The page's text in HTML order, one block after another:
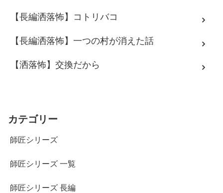
【長編洒落怖】コトリバコ
【長編洒落怖】一つの村が消えた話
【洒落怖】交換だから
カテゴリー
師匠シリーズ
師匠シリーズ 一覧
師匠シリーズ 長編